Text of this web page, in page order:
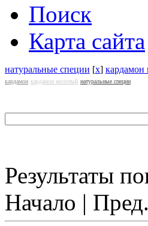
Поиск
Карта сайта
натуральные специи [x] кардамон
кардамон кардамон молотый натуральные специи
Результаты
Начало |